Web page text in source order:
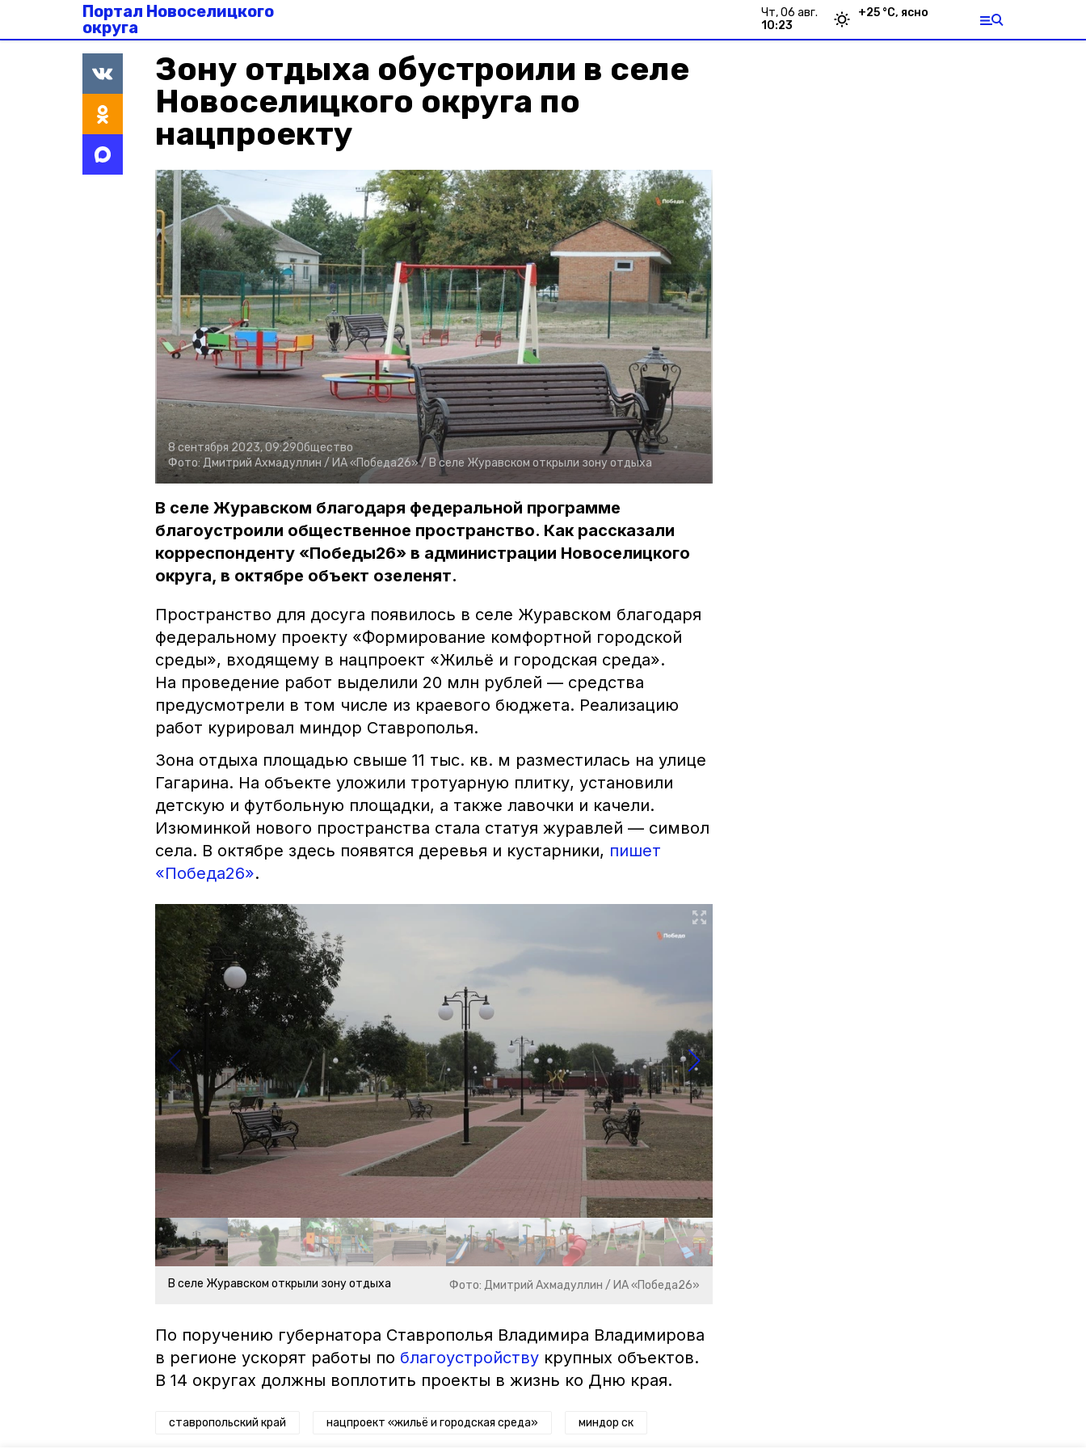
Портал Новоселицкого
округа
чт, 06 авг.
10:23
+25 °С, ясно
Зону отдыха обустроили в селе
Новоселицкого округа по
нацпроекту
8 сентября 2023, 09:29Общество
Фото:Дмитрий Ахмадуллин / ИА «Победа26» / В селе Журавском открыли зону отдыха
В селе Журавском благодаря федеральной программе
благоустроили общественное пространство. Как рассказали
корреспонденту «Победы26» в администрации Новоселицкого
округа, в октябре объект озеленят.
Пространство для досуга появилось в селе Журавском благодаря
федеральному проекту «Формирование комфортной городской
среды», входящему в нацпроект «Жильё и городская среда».
На проведение работ выделили 20 млн рублей — средства
предусмотрели в том числе из краевого бюджета. Реализацию
работ курировал миндор Ставрополья.
Зона отдыха площадью свыше 11 тыс. кв. м разместилась на улице
Гагарина. На объекте уложили тротуарную плитку, установили
детскую и футбольную площадки, а также лавочки и качели.
Изюминкой нового пространства стала статуя журавлей — символ
села. В октябре здесь появятся деревья и кустарники, пишет
«Победа26».
В селе Журавском открыли зону отдыха Фото: Дмитрий Ахмадуллин / ИА «Победа26»
По поручению губернатора Ставрополья Владимира Владимирова
в регионе ускорят работы по благоустройству крупных объектов.
В 14 округах должны воплотить проекты в жизнь ко Дню края.
ставропольский край нацпроект «жильё и городская среда» миндор ск